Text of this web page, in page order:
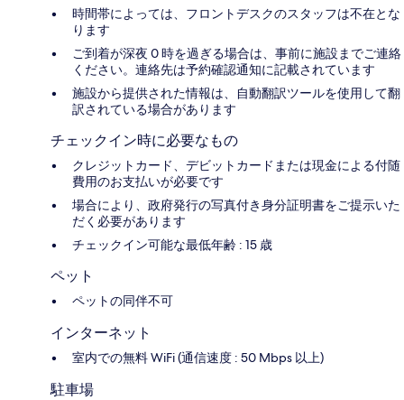
時間帯によっては、フロントデスクのスタッフは不在とな
ります
ご到着が深夜 0 時を過ぎる場合は、事前に施設までご連絡
ください。連絡先は予約確認通知に記載されています
施設から提供された情報は、自動翻訳ツールを使用して翻
訳されている場合があります
チェックイン時に必要なもの
クレジットカード、デビットカードまたは現金による付随
費用のお支払いが必要です
場合により、政府発行の写真付き身分証明書をご提示いた
だく必要があります
チェックイン可能な最低年齢 : 15 歳
ペット
ペットの同伴不可
インターネット
室内での無料 WiFi (通信速度 : 50 Mbps 以上)
駐車場